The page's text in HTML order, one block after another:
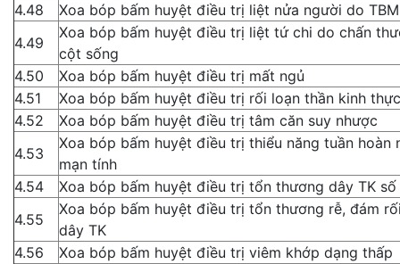
4.48
Xoa bóp bấm huyệt điều trị liệt nửa người do
4.49
Xoa bóp bấm huyệt điều trị liệt tứ chi do chấn
cột sống
4.50
Xoa bóp bấm huyệt điều trị mất ngủ
4.51
Xoa bóp bấm huyệt điều trị rối loạn thần kinh
4.52
Xoa bóp bấm huyệt điều trị tâm căn suy nhược
4.53
Xoa bóp bấm huyệt điều trị thiểu năng tuần hoàn
mạn tính
4.54
Xoa bóp bấm huyệt điều trị tổn thương dây TK số
4.55
Xoa bóp bấm huyệt điều trị tổn thương rễ, đám
dây TK
4.56
Xoa bóp bấm huyệt điều trị viêm khớp dạng thấp